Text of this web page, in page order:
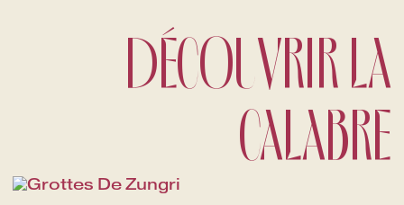
DÉCOUVRIR LA
CALABRE